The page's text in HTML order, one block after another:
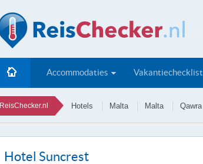
Accommodaties Vakantiechecklist
ReisChecker.nl Hotels Malta Malta Qawra
Hotel Suncrest